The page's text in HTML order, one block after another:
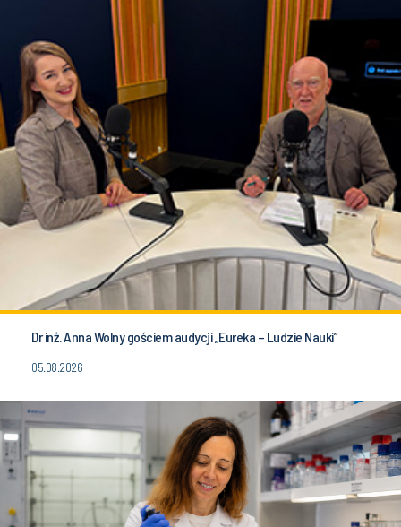
Dr inż. Anna Wolny gościem audycji „Eureka – Ludzie Nauki”
05.08.2026